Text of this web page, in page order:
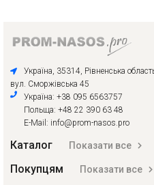
Україна, 35314, Рівненська
вул. Сморжівська 45
Україна: +38 095 6563757
Польща: +48 22 390 63 48
E-Mail: info@prom-nasos.pro
Каталог Показати все
Покупцям Показати все